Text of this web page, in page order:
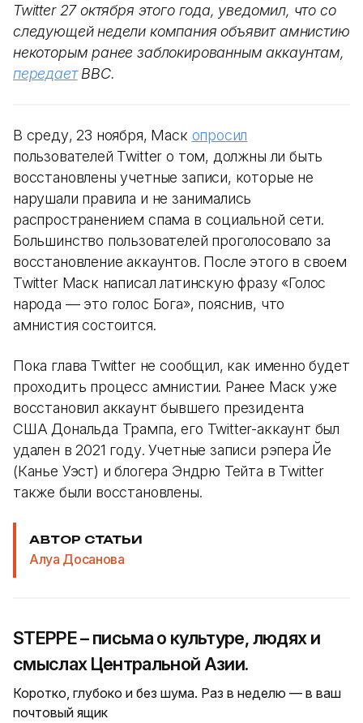
Twitter 27 октября этого года, уведомил, что со
следующей недели компания объявит амнистию
некоторым ранее заблокированным аккаунтам,
передаетBBC.
В среду, 23 ноября, Маск опросил
пользователей Twitter о том, должны ли быть
восстановлены учетные записи, которые не
нарушали правила и не занимались
распространением спама в социальной сети.
Большинство пользователей проголосовало за
восстановление аккаунтов. После этого в своем
Twitter Маск написал латинскую фразу «Голос
народа — это голос Бога», пояснив, что
амнистия состоится.
Пока глава Twitter не сообщил, как именно будет
проходить процесс амнистии. Ранее Маск уже
восстановил аккаунт бывшего президента
США Дональда Трампа, его Twitter-аккаунт был
удален в 2021 году. Учетные записи рэпера Йе
(Канье Уэст) и блогера Эндрю Тейта в Twitter
также были восстановлены.
АВТОР СТАТЬИ
Алуа Досанова
STEPPE – письма о культуре, людях и
смыслах Центральной Азии.
Коротко, глубоко и без шума. Раз в неделю — в ваш
почтовый ящик